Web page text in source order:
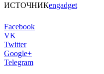
ИСТОЧНИКengadget
Facebook
VK
Twitter
Google+
Telegram